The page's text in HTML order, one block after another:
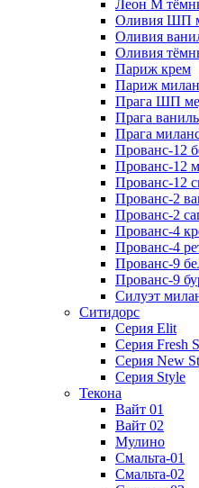
Леон М
Оливия ШП
Оливия
Оливия
Париж крем
Париж
Прага ШП
Прага ваниль
Прага
Прованс-12
Прованс-12
Прованс-12
Прованс-2
Прованс-2
Прованс-4
Прованс-4
Прованс-9
Прованс-9
Силуэт
Ситидорс
Серия Elit
Серия Fresh
Серия New
Серия Style
Текона
Вайт 01
Вайт 02
Мулино
Смальта-01
Смальта-02